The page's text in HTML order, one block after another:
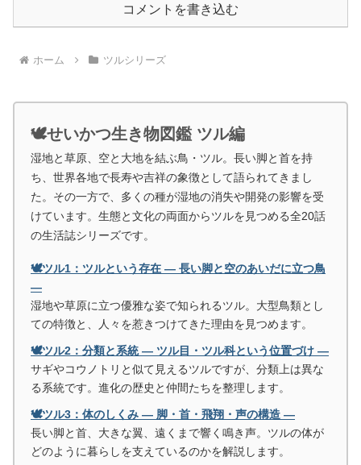
コメントを書き込む
ホーム ツルシリーズ
🕊️せいかつ生き物図鑑 ツル編
湿地と草原、空と大地を結ぶ鳥・ツル。長い脚と首を持
ち、世界各地で長寿や吉祥の象徴として語られてきまし
た。その一方で、多くの種が湿地の消失や開発の影響を受
けています。生態と文化の両面からツルを見つめる全20話
の生活誌シリーズです。
🕊️ツル1：ツルという存在 ― 長い脚と空のあいだに立つ鳥
―
湿地や草原に立つ優雅な姿で知られるツル。大型鳥類とし
ての特徴と、人々を惹きつけてきた理由を見つめます。
🕊️ツル2：分類と系統 ― ツル目・ツル科という位置づけ ―
サギやコウノトリと似て見えるツルですが、分類上は異な
る系統です。進化の歴史と仲間たちを整理します。
🕊️ツル3：体のしくみ ― 脚・首・飛翔・声の構造 ―
長い脚と首、大きな翼、遠くまで響く鳴き声。ツルの体が
どのように暮らしを支えているのかを解説します。